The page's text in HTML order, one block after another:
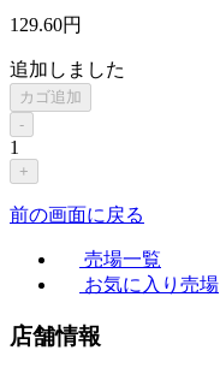
129.60円
追加しました
カゴ追加
-
1
+
前の画面に戻る
売場一覧
お気に入り売場
店舗情報